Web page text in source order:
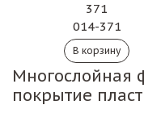
371
014-371
Многослойная
покрытие